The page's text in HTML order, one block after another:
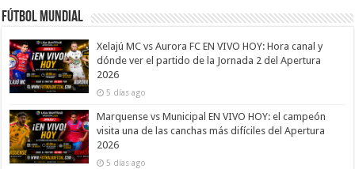
Fútbol Mundial
Xelajú MC vs Aurora FC EN VIVO HOY: Hora canal y
dónde ver el partido de la Jornada 2 del Apertura
2026
5 días ago
Marquense vs Municipal EN VIVO HOY: el campeón
visita una de las canchas más difíciles del Apertura
2026
5 días ago